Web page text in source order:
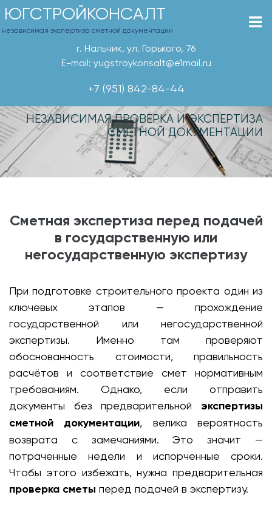
ЮГСТРОЙКОНСАЛТ
независимая экспертиза сметной документации
г. Нальчик, ул. Горького, 76
E-mail: yugstroykonsalt@e1mail.ru
+7 (951) 842-84-44
НЕЗАВИСИМАЯ ПРОВЕРКА И ЭКСПЕРТИЗА
СМЕТНОЙ ДОКУМЕНТАЦИИ
Сметная экспертиза перед подачей
в государственную или
негосударственную экспертизу
При подготовке строительного проекта один из
ключевых этапов — прохождение
государственной или негосударственной
экспертизы. Именно там проверяют
обоснованность стоимости, правильность
расчётов и соответствие смет нормативным
требованиям. Однако, если отправить
документы без предварительной экспертизы
сметной документации, велика вероятность
возврата с замечаниями. Это значит —
потраченные недели и испорченные сроки.
Чтобы этого избежать, нужна предварительная
проверка сметы перед подачей в экспертизу.